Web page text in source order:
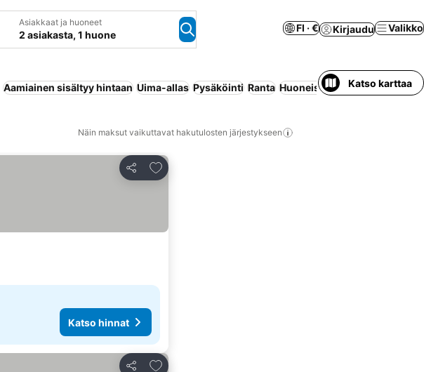
Asiakkaat ja huoneet
2 asiakasta, 1 huone
FI · € Kirjaudu Valikko
Aamiainen sisältyy hintaan Uima-allas Pysäköinti Ranta Huoneisto palveluillaKatso karttaa
Näin maksut vaikuttavat hakutulosten järjestykseen
Jaa
Lisää suosikkeihin
Katso hinnat
Lisää suosikkeihin